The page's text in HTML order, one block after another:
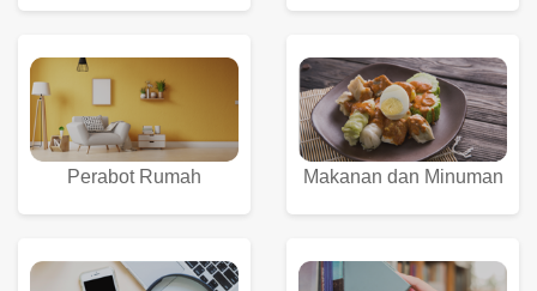
Perabot Rumah Makanan dan Minuman